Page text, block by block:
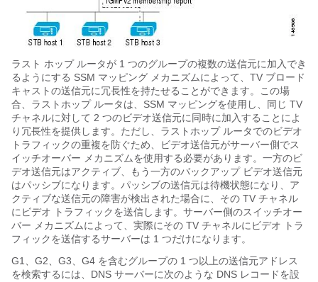
ラスト ホップ ルータが 1 つのグループの複数の送信元に加入でき
るようにする SSM マッピング メカニズムによって、TV ブロード
キャストの送信元に冗長性を持たせることができます。この場
合、ラストホップ ルータは、SSM マッピングを使用し、同じ TV
チャネルに対して 2 つのビデオ送信元に同時に加入することによ
り冗長性を提供します。ただし、ラストホップ ルータでのビデオ
トラフィックの重複を防ぐため、ビデオ送信元がサーバー側でス
イッチオーバー メカニズムを使用する必要があります。一方のビ
デオ送信元はアクティブ、もう一方のバックアップ ビデオ送信元
はパッシブになります。パッシブの送信元は待機状態になり、ア
クティブな送信元の障害が検出された場合に、その TV チャネル
にビデオ トラフィックを送信します。サーバー側のスイッチオー
バー メカニズムによって、実際にその TV チャネルにビデオ トラ
フィックを送信するサーバーは 1 つだけになります。
G1、G2、G3、G4 を含むグループの 1 つ以上の送信元アドレス
を検索するには、DNS サーバーに次のような DNS レコードを設